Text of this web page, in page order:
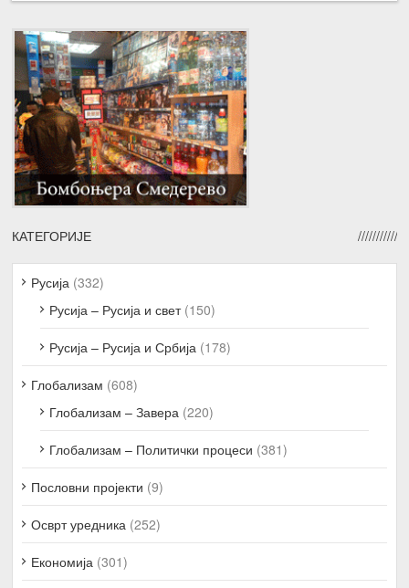
КАТЕГОРИЈЕ
Русија (332)
Русија – Русија и свет(150)
Русија – Русија и Србија (178)
Глобализам (608)
Глобализам – Завера (220)
Глобализам – Политички процеси (381)
Пословни пројекти (9)
Осврт уредника (252)
Економија (301)